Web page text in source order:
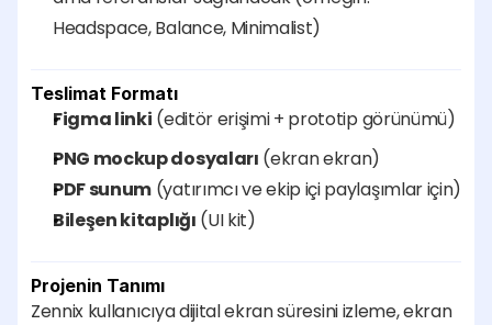
Headspace, Balance, Minimalist)
Teslimat Formatı
Figma linki (editör erişimi + prototip görünümü)
PNG mockup dosyaları (ekran ekran)
PDF sunum (yatırımcı ve ekip içi paylaşımlar için)
Bileşen kitaplığı (UI kit)
Projenin Tanımı
Zennix kullanıcıya dijital ekran süresini izleme, ekran